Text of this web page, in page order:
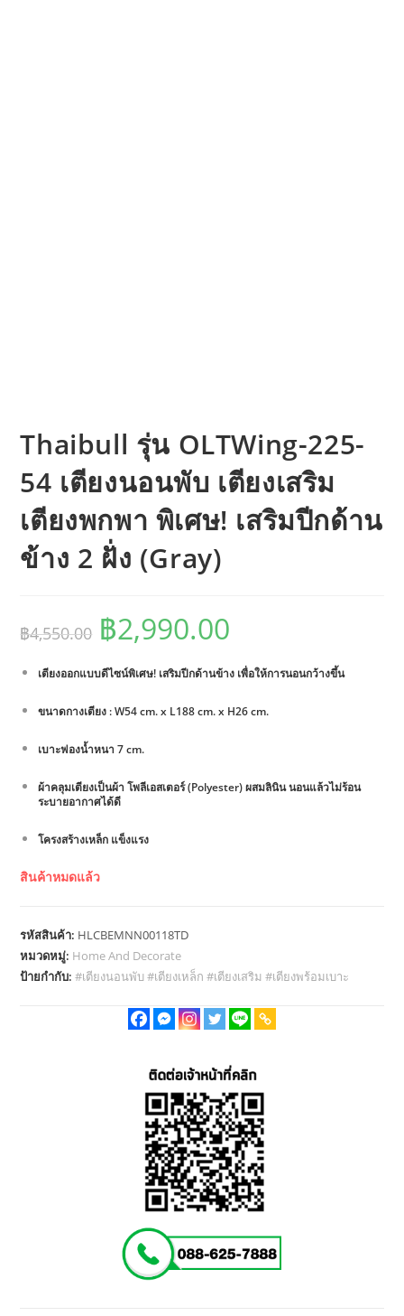
Thaibull รุ่น OLTWing-225-
54 เตียงนอนพับ เตียงเสริม
เตียงพกพา พิเศษ! เสริมปีกด้าน
ข้าง 2 ฝั่ง (Gray)
฿4,550.00 Original
price
was:
฿4,550.00.
฿2,990.00
price
is:
฿2,990.00.
เตียงออกแบบดีไซน์พิเศษ! เสริมปีกด้านข้าง เพื่อให้การนอนกว้างขึ้น
ขนาดกางเตียง : W54 cm. x L188 cm. x H26 cm.
เบาะฟองน้ำหนา 7 cm.
ผ้าคลุมเตียงเป็นผ้า โพลีเอสเตอร์ (Polyester) ผสมลินิน นอนแล้วไม่ร้อน
ระบายอากาศได้ดี
โครงสร้างเหล็ก แข็งแรง
สินค้าหมดแล้ว
รหัสสินค้า: HLCBEMNN00118TD
หมวดหมู่: Home And Decorate
ป้ายกำกับ:#เตียงนอนพับ #เตียงเหล็ก #เตียงเสริม #เตียงพร้อมเบาะ